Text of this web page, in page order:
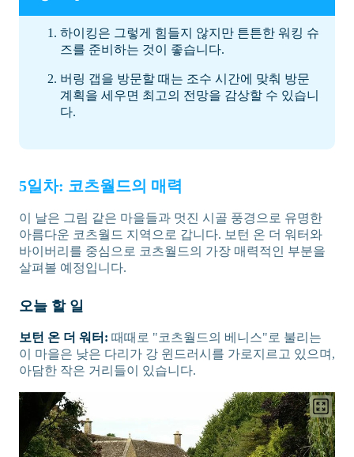
하이킹은 그렇게 힘들지 않지만 튼튼한 워킹 슈
즈를 준비하는 것이 좋습니다.
버링 갭을 방문할 때는 조수 시간에 맞춰 방문
계획을 세우면 최고의 전망을 감상할 수 있습니
다.
5일차: 코츠월드의 매력
이 날은 그림 같은 마을들과 멋진 시골 풍경으로 유명한
아름다운 코츠월드 지역으로 갑니다. 보턴 온 더 워터와
바이버리를 중심으로 코츠월드의 가장 매력적인 부분을
살펴볼 예정입니다.
오늘 할 일
보턴 온 더 워터: 때때로 "코츠월드의 베니스"로 불리는
이 마을은 낮은 다리가 강 윈드러시를 가로지르고 있으며,
아담한 작은 거리들이 있습니다.